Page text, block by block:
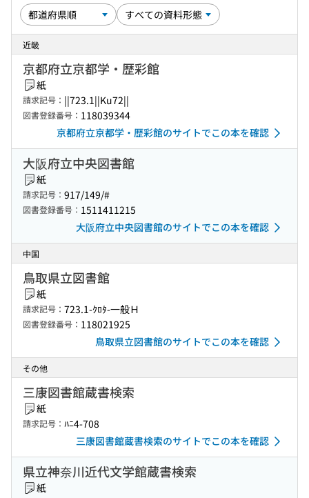
近畿
京都府立京都学・歴彩館
紙
請求記号： ||723.1||Ku72||
図書登録番号： 118039344
京都府立京都学・歴彩館のサイトでこの本を確認
大阪府立中央図書館
紙
請求記号： 917/149/#
図書登録番号： 1511411215
大阪府立中央図書館のサイトでこの本を確認
中国
鳥取県立図書館
紙
請求記号： 723.1-ｸﾛﾀ-一般Ｈ
図書登録番号： 118021925
鳥取県立図書館のサイトでこの本を確認
その他
三康図書館蔵書検索
紙
請求記号： ﾊﾆ4-708
三康図書館蔵書検索のサイトでこの本を確認
県立神奈川近代文学館蔵書検索
紙